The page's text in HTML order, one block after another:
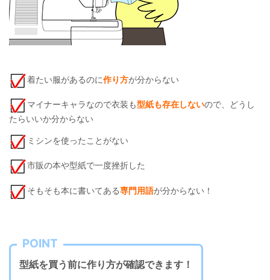
着たい服があるのに作り方が分からない
マイナーキャラなので衣装も型紙も存在しないので、どうし
たらいいか分からない
ミシンを使ったことがない
市販の本や型紙で一度挫折した
そもそも本に書いてある専門用語が分からない！
POINT
型紙を買う前に作り方が確認できます！